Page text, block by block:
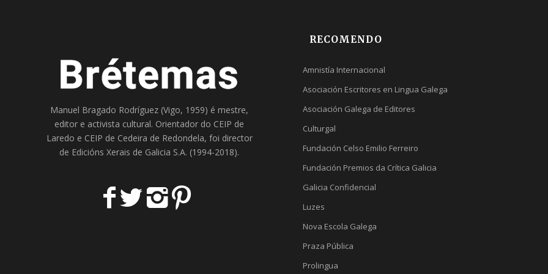
Manuel Bragado Rodríguez (Vigo, 1959) é mestre,
editor e activista cultural. Orientador do CEIP de
Laredo e CEIP de Cedeira de Redondela, foi director
de Edicións Xerais de Galicia S.A. (1994-2018).
RECOMENDO
Amnistía Internacional
Asociación Escritores en Lingua Galega
Asociación Galega de Editores
Culturgal
Fundación Celso Emilio Ferreiro
Fundación Premios da Crítica Galicia
Galicia Confidencial
Luzes
Nova Escola Galega
Praza Pública
Prolingua